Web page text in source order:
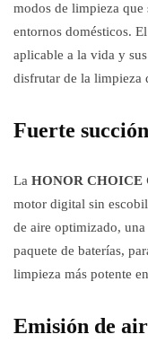
modos de limpieza que
entornos domésticos.
aplicable a la vida y
disfrutar de la limpieza
Fuerte succión
La HONOR CHOICE
motor digital sin
de aire optimizado,
paquete de baterías,
limpieza más potente
Emisión de